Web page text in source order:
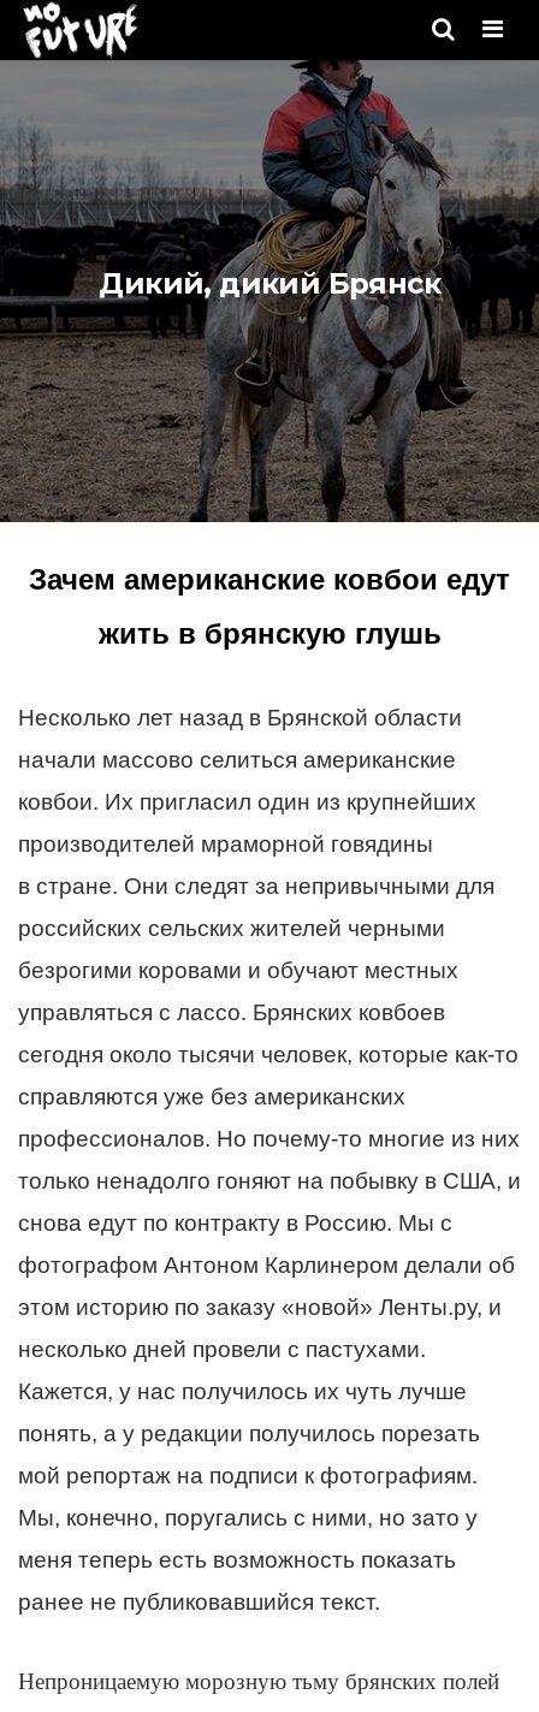
No future
Дикий, дикий Брянск
Зачем американские ковбои едут
жить в брянскую глушь
Несколько лет назад в Брянской области
начали массово селиться американские
ковбои. Их пригласил один из крупнейших
производителей мраморной говядины
в стране. Они следят за непривычными для
российских сельских жителей черными
безрогими коровами и обучают местных
управляться с лассо. Брянских ковбоев
сегодня около тысячи человек, которые как-то
справляются уже без американских
профессионалов. Но почему-то многие из них
только ненадолго гоняют на побывку в США, и
снова едут по контракту в Россию. Мы с
фотографом Антоном Карлинером делали об
этом историю по заказу «новой» Ленты.ру, и
несколько дней провели с пастухами.
Кажется, у нас получилось их чуть лучше
понять, а у редакции получилось порезать
мой репортаж на подписи к фотографиям.
Мы, конечно, поругались с ними, но зато у
меня теперь есть возможность показать
ранее не публиковавшийся текст.
Непроницаемую морозную тьму брянских полей